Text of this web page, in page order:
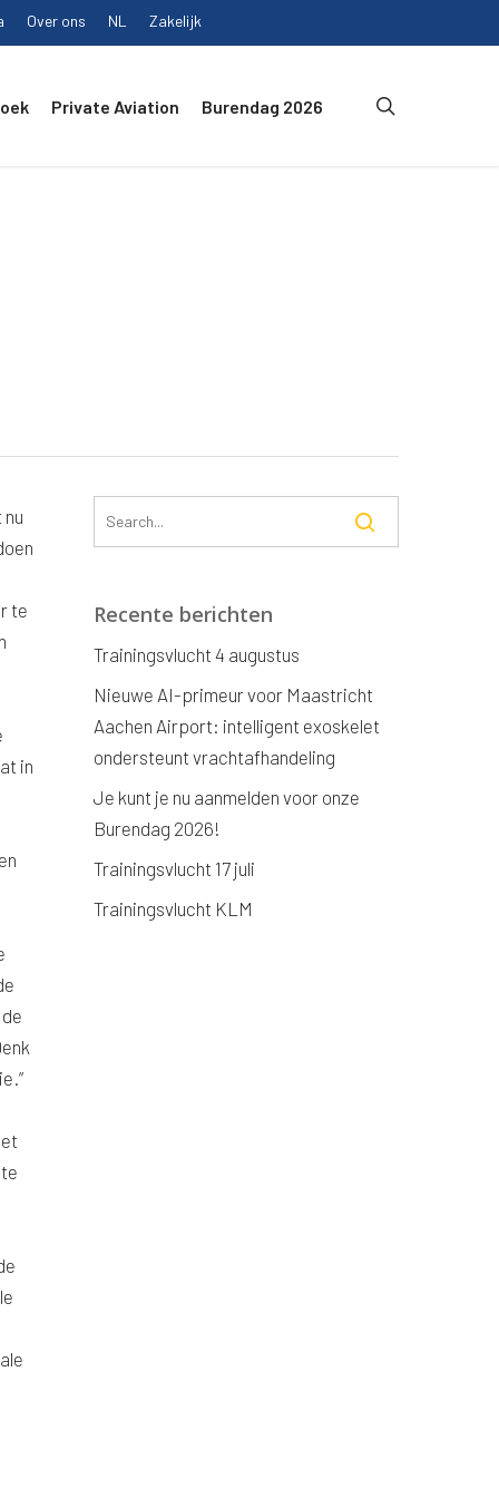
Over ons NL Zakelijk
Private Aviation Burendag 2026
te
in
Recente berichten
Trainingsvlucht 4 augustus
Nieuwe AI-primeur voor Maastricht
Aachen Airport: intelligent exoskelet
ondersteunt vrachtafhandeling
Je kunt je nu aanmelden voor onze
Burendag 2026!
Trainingsvlucht 17 juli
Trainingsvlucht KLM